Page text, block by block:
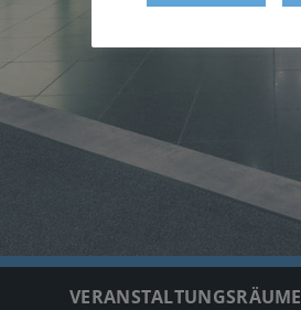
VERANSTALTUNGSRÄUME